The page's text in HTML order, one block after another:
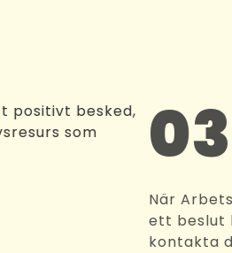
positivt besked,
som
03
När
ett